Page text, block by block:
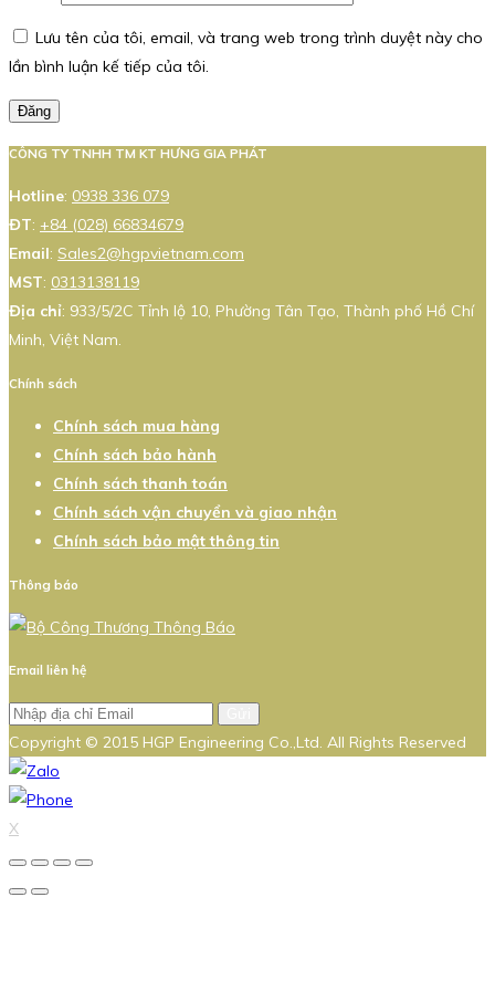
Lưu tên của tôi, email, và trang web trong trình duyệt này cho
lần bình luận kế tiếp của tôi.
Đăng
CÔNG TY TNHH TM KT HƯNG GIA PHÁT
Hotline: 0938 336 079
ĐT: +84 (028) 66834679
Email: Sales2@hgpvietnam.com
MST: 0313138119
Địa chỉ: 933/5/2C Tỉnh lộ 10, Phường Tân Tạo, Thành phố Hồ Chí
Minh, Việt Nam.
Chính sách
Chính sách mua hàng
Chính sách bảo hành
Chính sách thanh toán
Chính sách vận chuyển và giao nhận
Chính sách bảo mật thông tin
Thông báo
Email liên hệ
Copyright © 2015 HGP Engineering Co.,Ltd. All Rights Reserved
X